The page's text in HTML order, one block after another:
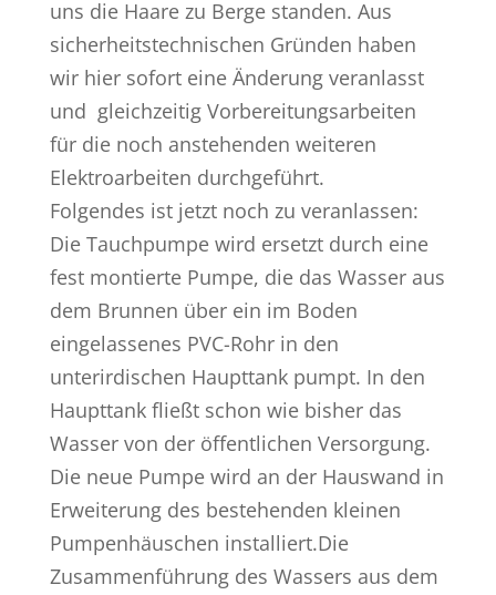
uns die Haare zu Berge standen. Aus
sicherheitstechnischen Gründen haben
wir hier sofort eine Änderung veranlasst
und gleichzeitig Vorbereitungsarbeiten
für die noch anstehenden weiteren
Elektroarbeiten durchgeführt.
Folgendes ist jetzt noch zu veranlassen:
Die Tauchpumpe wird ersetzt durch eine
fest montierte Pumpe, die das Wasser aus
dem Brunnen über ein im Boden
eingelassenes PVC-Rohr in den
unterirdischen Haupttank pumpt. In den
Haupttank fließt schon wie bisher das
Wasser von der öffentlichen Versorgung.
Die neue Pumpe wird an der Hauswand in
Erweiterung des bestehenden kleinen
Pumpenhäuschen installiert.Die
Zusammenführung des Wassers aus dem